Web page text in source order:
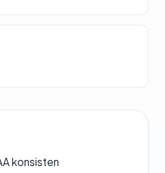
konsisten